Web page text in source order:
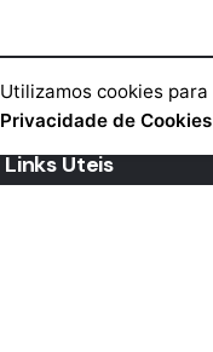
Links Uteis
Utilizamos cookies
Privacidade de Cookies